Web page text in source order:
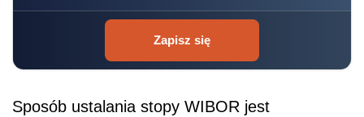
Zapisz się
Sposób ustalania stopy WIBOR jest